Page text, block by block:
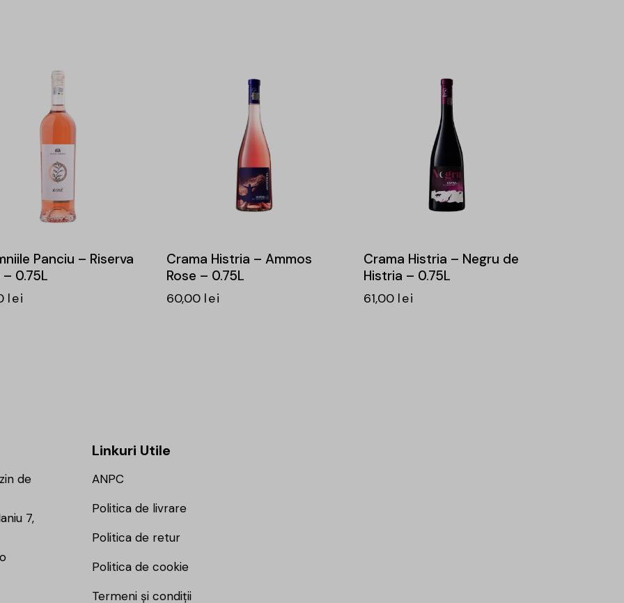
Panciu – Riserva
– 0.75L
lei
Crama Histria – Ammos
Rose – 0.75L
60,00 lei
Crama Histria – Negru de
Histria – 0.75L
61,00 lei
de
7,
Linkuri Utile
ANPC
Politica de livrare
Politica de retur
Politica de cookie
Termeni și condiții